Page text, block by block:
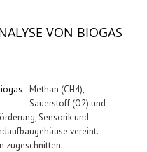
VON BIOGAS
Methan (CH4),
Sauerstoff (O2) und
Sensorik und
vereint.
zugeschnitten.